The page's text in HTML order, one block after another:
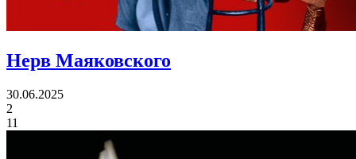
Нерв Маяковского
30.06.2025
2
11